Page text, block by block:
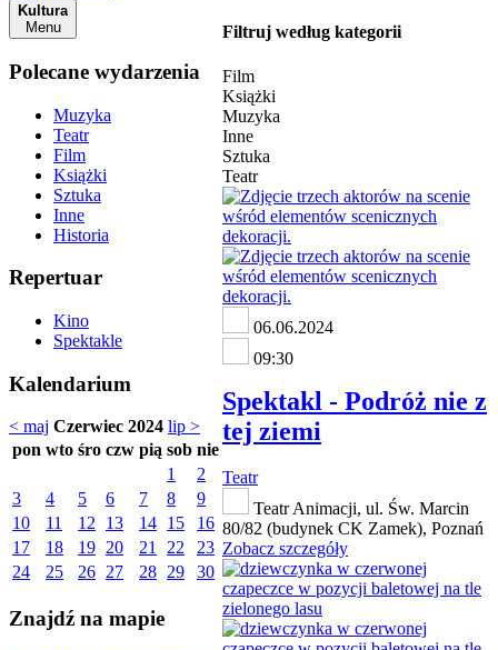
Kultura
Menu
Polecane wydarzenia
Muzyka
Teatr
Film
Książki
Sztuka
Inne
Historia
Repertuar
Kino
Spektakle
Kalendarium
< maj Czerwiec 2024 lip >
pon wto śro czw pią sob nie
1
2
3
4 5 6 7 8
9
10
11 12 13 14 15
16
17
18 19 20 21 22
23
24
25 26 27 28 29 30
Znajdź na mapie
Filtruj według kategorii
Film
Książki
Muzyka
Inne
Sztuka
Teatr
06.06.2024
09:30
Spektakl - Podróż nie z
tej ziemi
Teatr
Teatr Animacji, ul. Św. Marcin
80/82 (budynek CK Zamek), Poznań
Zobacz szczegóły